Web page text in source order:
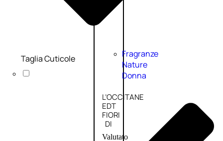
Fragranze
Nature
Donna
L’OCCITANE
EDT
FIORI
DI
Valutato
Taglia Cuticole